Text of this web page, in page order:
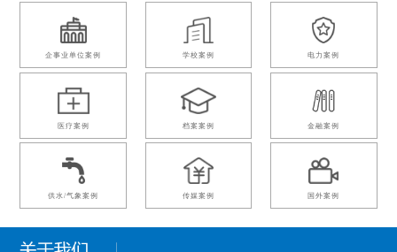
企事业单位案例 学校案例 电力案例
医疗案例 档案案例 金融案例
供水/气象案例 传媒案例 国外案例